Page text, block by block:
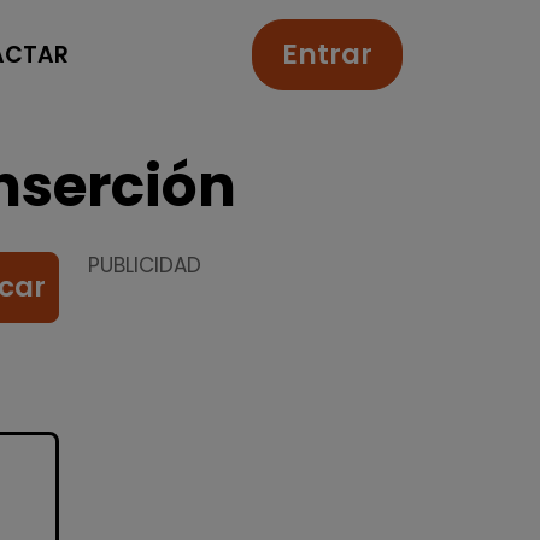
Entrar
PUBLICIDAD